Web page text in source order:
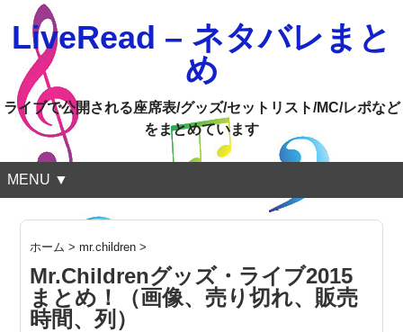
LiveRead – ネタバレまと
め
ライブで公開される座席表/グッズ/セットリスト/MC/レポなど
をまとめています
MENU ▼
ホーム >mr.children >
Mr.Childrenグッズ・ライブ2015
まとめ！（画像、売り切れ、販売
時間、列）